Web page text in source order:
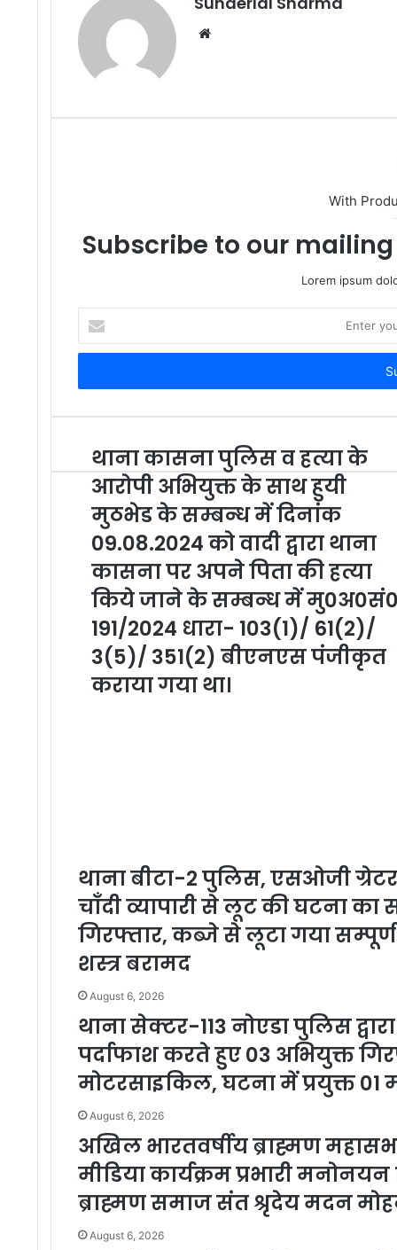
Website
With
Subscribe to our
Lorem ipsum
your
Email
थाना कासना पुलिस व हत्या के
आरोपी अभियुक्त के साथ हुयी
मुठभेड के सम्बन्ध में दिनांक
09.08.2024 को वादी द्वारा थाना
कासना पर अपने पिता की हत्या
किये जाने के सम्बन्ध में मु0अ0सं0
191/2024 धारा- 103(1)/ 61(2)/
3(5)/ 351(2) बीएनएस पंजीकृत
कराया गया था।
थाना बीटा-2 पुलिस, एसओजी
चाँदी व्यापारी से लूट की घटना
गिरफ्तार, कब्जे से लूटा गया
शस्त्र बरामद
August 6, 2026
थाना सेक्टर-113 नोएडा पुलिस
पर्दाफाश करते हुए 03 अभियुक्त
मोटरसाइकिल, घटना में प्रयुक्त
August 6, 2026
अखिल भारतवर्षीय ब्राह्मण
मीडिया कार्यक्रम प्रभारी
ब्राह्मण समाज संत श्रृदेय मदन
August 6, 2026